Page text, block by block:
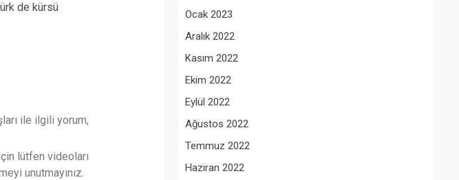
de kürsü
ile ilgili yorum,
lütfen videoları
unutmayınız.
Ocak 2023
Aralık 2022
Kasım 2022
Ekim 2022
Eylül 2022
Ağustos 2022
Temmuz 2022
Haziran 2022